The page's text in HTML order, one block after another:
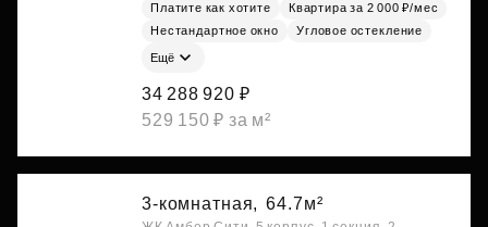
Платите как хотите
Квартира за 2 000 ₽/мес
Нестандартное окно
Угловое остекление
Ещё
34 288 920 ₽
529 150 ₽ за м²
3-комнатная, 64.7м²